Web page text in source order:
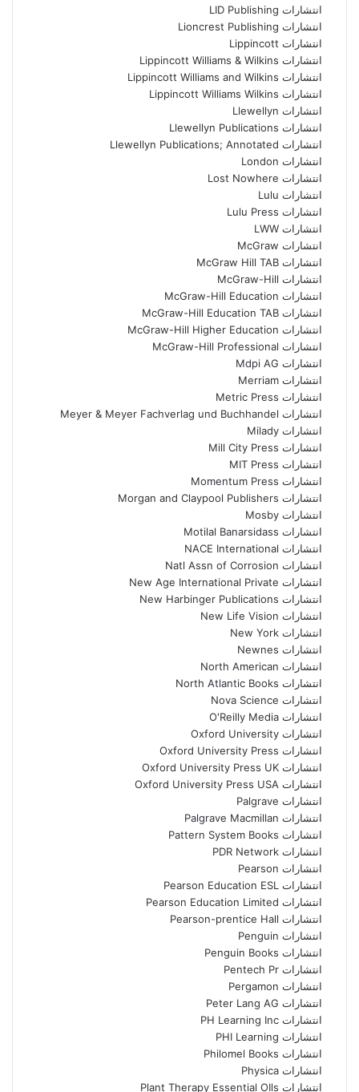
انتشارات LID Publishing
انتشارات Lioncrest Publishing
انتشارات Lippincott
انتشارات Lippincott Williams & Wilkins
انتشارات Lippincott Williams and Wilkins
انتشارات Lippincott Williams Wilkins
انتشارات Llewellyn
انتشارات Llewellyn Publications
انتشارات Llewellyn Publications; Annotated
انتشارات London
انتشارات Lost Nowhere
انتشارات Lulu
انتشارات Lulu Press
انتشارات LWW
انتشارات McGraw
انتشارات McGraw Hill TAB
انتشارات McGraw-Hill
انتشارات McGraw-Hill Education
انتشارات McGraw-Hill Education TAB
انتشارات McGraw-Hill Higher Education
انتشارات McGraw-Hill Professional
انتشارات Mdpi AG
انتشارات Merriam
انتشارات Metric Press
انتشارات Meyer & Meyer Fachverlag und Buchhandel
انتشارات Milady
انتشارات Mill City Press
انتشارات MIT Press
انتشارات Momentum Press
انتشارات Morgan and Claypool Publishers
انتشارات Mosby
انتشارات Motilal Banarsidass
انتشارات NACE International
انتشارات Natl Assn of Corrosion
انتشارات New Age International Private
انتشارات New Harbinger Publications
انتشارات New Life Vision
انتشارات New York
انتشارات Newnes
انتشارات North American
انتشارات North Atlantic Books
انتشارات Nova Science
انتشارات O'Reilly Media
انتشارات Oxford University
انتشارات Oxford University Press
انتشارات Oxford University Press UK
انتشارات Oxford University Press USA
انتشارات Palgrave
انتشارات Palgrave Macmillan
انتشارات Pattern System Books
انتشارات PDR Network
انتشارات Pearson
انتشارات Pearson Education ESL
انتشارات Pearson Education Limited
انتشارات Pearson-prentice Hall
انتشارات Penguin
انتشارات Penguin Books
انتشارات Pentech Pr
انتشارات Pergamon
انتشارات Peter Lang AG
انتشارات PH Learning Inc
انتشارات PHI Learning
انتشارات Philomel Books
انتشارات Physica
انتشارات Plant Therapy Essential OIls